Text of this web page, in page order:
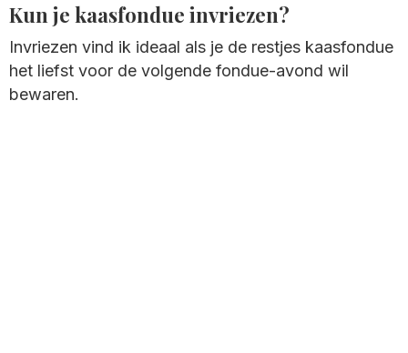
Kun je kaasfondue invriezen?
Invriezen vind ik ideaal als je de restjes kaasfondue
het liefst voor de volgende fondue-avond wil
bewaren.